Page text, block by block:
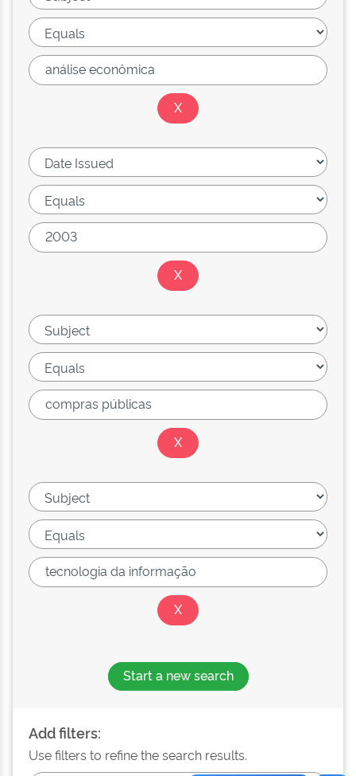
Start a new search
Add filters:
Use filters to refine the search results.